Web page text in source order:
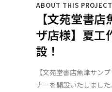
ABOUT THIS PROJECT
【文苑堂書
ザ店様】夏工
設！
【文苑堂書店魚津サン
ナーを開設いたしました